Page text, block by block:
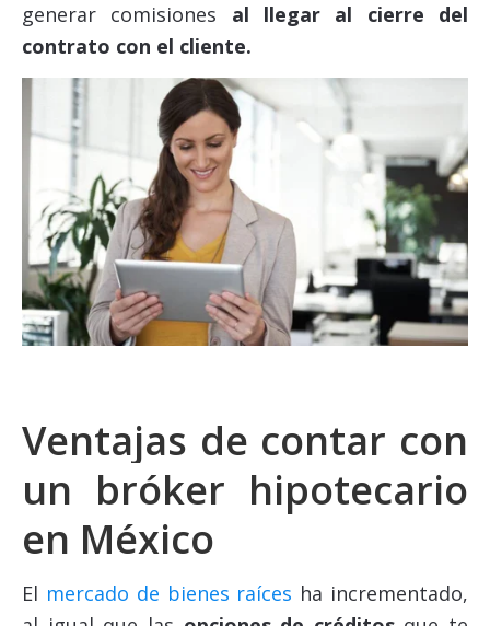
generar comisiones al llegar al cierre del
contrato con el cliente.
Ventajas de contar con
un bróker hipotecario
en México
El mercado de bienes raíces ha incrementado,